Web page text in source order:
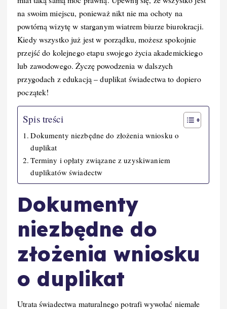
na swoim miejscu, ponieważ nikt nie ma ochoty na
powtórną wizytę w starganym wiatrem biurze biurokracji.
Kiedy wszystko już jest w porządku, możesz spokojnie
przejść do kolejnego etapu swojego życia akademickiego
lub zawodowego. Życzę powodzenia w dalszych
przygodach z edukacją – duplikat świadectwa to dopiero
początek!
Spis treści
Dokumenty niezbędne do złożenia wniosku o
duplikat
Terminy i opłaty związane z uzyskiwaniem
duplikatów świadectw
Dokumenty
niezbędne do
złożenia wniosku
o duplikat
Utrata świadectwa maturalnego potrafi wywołać niemałe